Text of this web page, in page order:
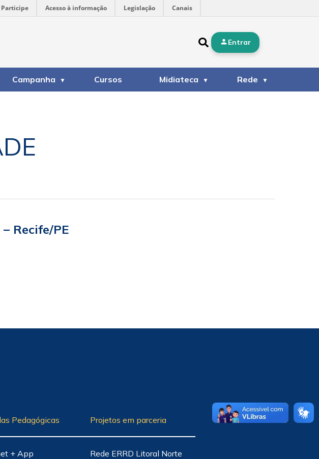
Participe Acesso à informação Legislação Canais
Entrar
Campanha Cursos Midiateca Rede
Recife/PE
Pedagógicas
+ App
Projetos em parceria
Rede ERRD Litoral Norte